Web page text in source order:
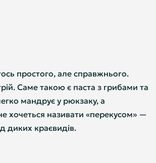
простого, але справжнього.
Саме такою є паста з грибами та
мандрує у рюкзаку, а
хочеться називати «перекусом» —
диких краєвидів.